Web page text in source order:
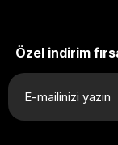
Özel indirim